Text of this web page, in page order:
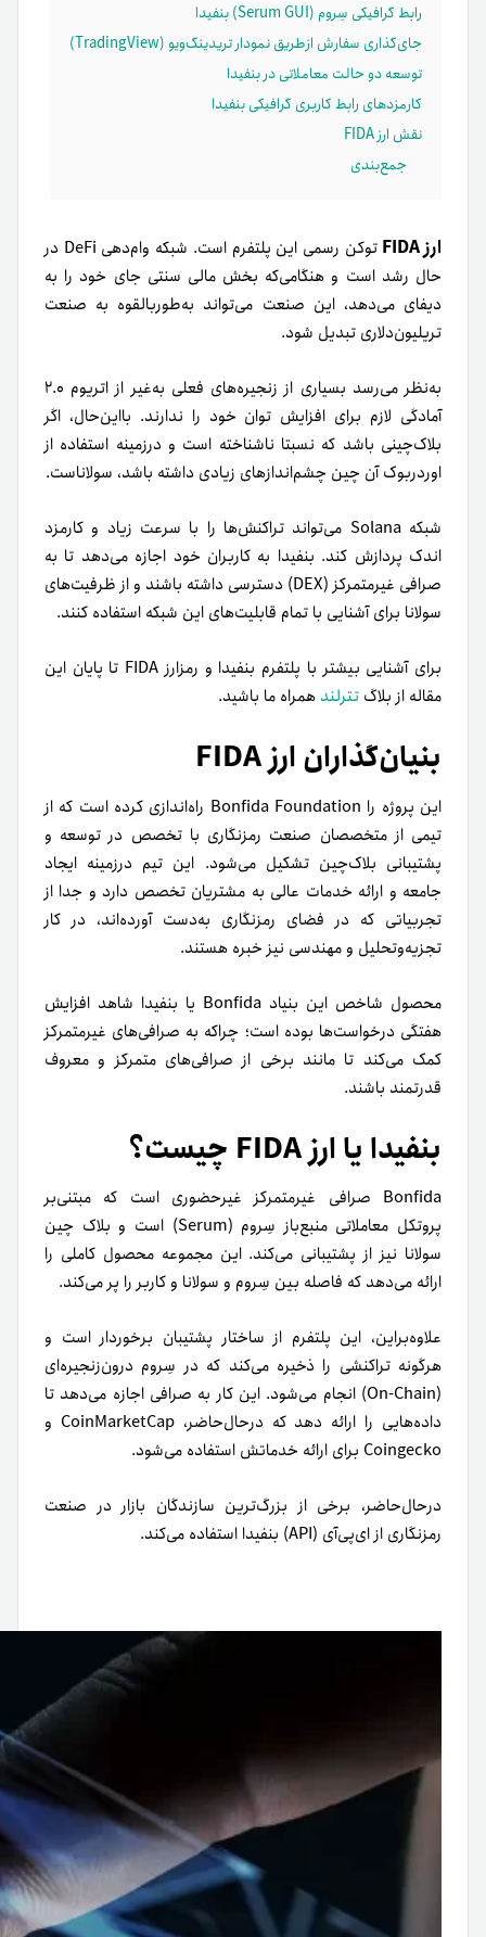
رابط گرافیکی سِروم (Serum GUI) بنفیدا
جای‌گذاری سفارش‌ ازطریق نمودار تریدینگ‌ویو (TradingView)
توسعه دو حالت معاملاتی در بنفیدا
کارمزد‌های رابط کاربری گرافیکی بنفیدا
نقش ارز FIDA
جمع‌بندی
ارز FIDA
توکن رسمی این پلتفرم است. شبکه وام‌دهی DeFi در
حال رشد است و هنگامی‌که بخش مالی سنتی جای خود را به
دیفای می‌دهد، این صنعت می‌تواند به‌طور‌بالقوه به صنعت
تریلیون‌دلاری تبدیل شود.
به‌نظر می‌رسد بسیاری از زنجیره‌های فعلی به‌غیر از اتریوم ۲.۰
آمادگی لازم برای افزایش توان خود را ندارند. با‌این‌حال، اگر
بلاک‌چینی باشد که نسبتا ناشناخته است و در‌زمینه استفاده از
اوردر‌بوک آن چین چشم‌اندازهای زیادی داشته باشد، سولاناست.
شبکه Solana می‌تواند تراکنش‌ها را با سرعت زیاد و کارمزد
اندک پردازش کند. بنفیدا به کاربران خود اجازه می‌دهد تا به
صرافی غیر‌متمرکز (DEX) دسترسی داشته باشند و از ظرفیت‌های
سولانا برای آشنایی با تمام قابلیت‌های این شبکه استفاده کنند.
برای آشنایی بیشتر با پلتفرم بنفیدا و رمز‌ارز FIDA تا پایان این
مقاله از بلاگ تترلند همراه ما باشید.
بنیان‌گذاران ارز FIDA
این پروژه را Bonfida Foundation راه‌اندازی کرده است که از
تیمی از متخصصان صنعت رمزنگاری با تخصص در توسعه و
پشتیبانی بلاک‌چین تشکیل می‌شود. این تیم در‌زمینه ایجاد
جامعه و ارائه خدمات عالی به مشتریان تخصص دارد و جدا از
تجربیاتی که در فضای رمزنگاری به‌دست آورده‌اند، در کار
تجزیه‌و‌تحلیل و مهندسی نیز خبره هستند.
محصول شاخص این بنیاد Bonfida یا بنفیدا شاهد افزایش
هفتگی درخواست‌ها بوده است؛ چرا‌که به صرافی‌های غیرمتمرکز
کمک می‌کند تا مانند برخی از صرافی‌های متمرکز و معروف
قدرتمند باشند.
بنفیدا یا ارز FIDA چیست؟
Bonfida صرافی غیر‌متمرکز غیرحضوری است که مبتنی‌بر
پروتکل معاملاتی منبع‌باز سِروم (Serum) است و بلاک چین
سولانا نیز از پشتیبانی می‌کند. این مجموعه محصول کاملی را
ارائه می‌دهد که فاصله بین سِروم و سولانا و کاربر را پر می‌کند.
علاوه‌بر‌این، این پلتفرم از ساختار پشتیبان برخوردار است و
هرگونه تراکنشی را ذخیره می‌کند که در سِروم درون‌زنجیره‌ای
(On-Chain) انجام می‌شود. این کار به صرافی اجازه می‌دهد تا
داده‌هایی را ارائه دهد که درحال‌حاضر، CoinMarketCap و
Coingecko برای ارائه خدماتش استفاده می‌شود.
در‌حال‌حاضر، برخی از بزرگ‌ترین سازندگان بازار در صنعت
رمزنگاری از ای‌پی‌آی (API) بنفیدا استفاده می‌کند.